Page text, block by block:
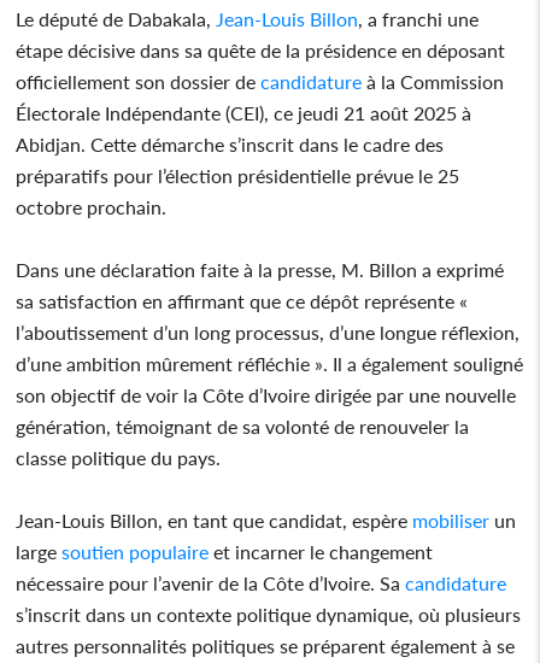
Le député de Dabakala, Jean-Louis Billon , a franchi une
étape décisive dans sa quête de la présidence en déposant
officiellement son dossier de candidature à la Commission
Électorale Indépendante (CEI), ce jeudi 21 août 2025 à
Abidjan. Cette démarche s’inscrit dans le cadre des
préparatifs pour l’élection présidentielle prévue le 25
octobre prochain.
Dans une déclaration faite à la presse, M. Billon a exprimé
sa satisfaction en affirmant que ce dépôt représente «
l’aboutissement d’un long processus, d’une longue réflexion,
d’une ambition mûrement réfléchie ». Il a également souligné
son objectif de voir la Côte d’Ivoire dirigée par une nouvelle
génération, témoignant de sa volonté de renouveler la
classe politique du pays.
Jean-Louis Billon, en tant que candidat, espère mobiliser un
large soutien populaire et incarner le changement
nécessaire pour l’avenir de la Côte d’Ivoire. Sa candidature
s’inscrit dans un contexte politique dynamique, où plusieurs
autres personnalités politiques se préparent également à se